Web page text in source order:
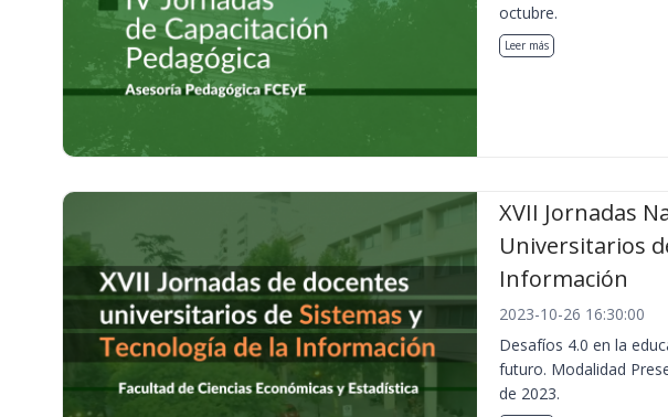
octubre.
Leer más
XVII Jornadas
Universitarios
Información
2023-10-26 16:30:00
Desafíos 4.0 en la
futuro. Modalidad
de 2023.